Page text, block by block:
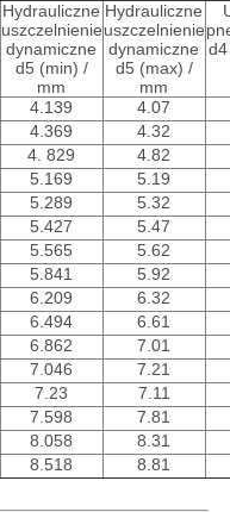
Hydrauliczne
uszczelnienie
dynamiczne
d5 (min) /
mm
Hydrauliczne
uszczelnienie
dynamiczne
d5 (max) /
mm
4.139
4.07
4.369
4.32
4. 829
4.82
5.169
5.19
5.289
5.32
5.427
5.47
5.565
5.62
5.841
5.92
6.209
6.32
6.494
6.61
6.862
7.01
7.046
7.21
7.23
7.11
7.598
7.81
8.058
8.31
8.518 8.81